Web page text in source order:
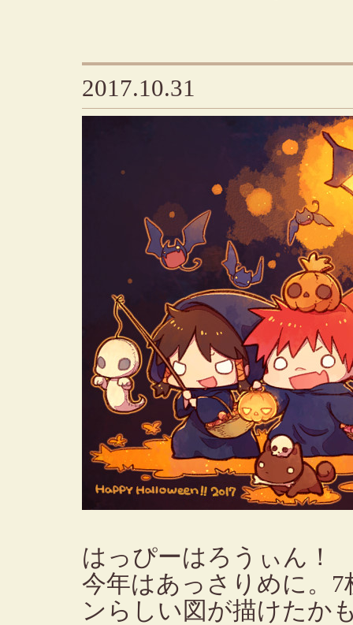
2017.10.31
はっぴーはろうぃん！
今年はあっさりめに。
ンらしい図が描けたか